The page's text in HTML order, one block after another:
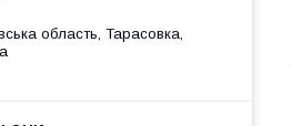
область, Тарасовка,